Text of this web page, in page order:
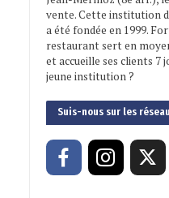
vente. Cette institution
a été fondée en 1999.
restaurant sert en
et accueille ses clients 7
jeune institution ?
Suis-nous sur les